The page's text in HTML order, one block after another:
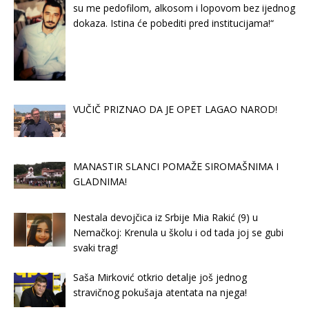
su me pedofilom, alkosom i lopovom bez ijednog
dokaza. Istina će pobediti pred institucijama!“
VUČIČ PRIZNAO DA JE OPET LAGAO NAROD!
MANASTIR SLANCI POMAŽE SIROMAŠNIMA I
GLADNIMA!
Nestala devojčica iz Srbije Mia Rakić (9) u
Nemačkoj: Krenula u školu i od tada joj se gubi
svaki trag!
Saša Mirković otkrio detalje još jednog
stravičnog pokušaja atentata na njega!